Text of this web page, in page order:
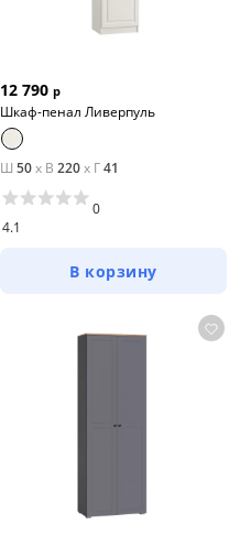
12 790 р
Шкаф-пенал Ливерпуль
Ш 50x В 220x Г41
4.1
0
В корзину